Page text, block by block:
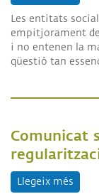
Les entitats
empitjorament
i no entenen la
qüestió tan
Comunicat
Llegeix més